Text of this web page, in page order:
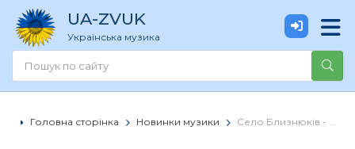
UA-ZVUK
Українська музика
Головна сторінка Новинки музики Село Близнюків - Земля